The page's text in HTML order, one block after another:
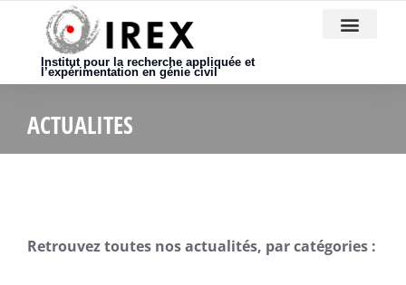
Institut pour la recherche appliquée et
l’expérimentation en génie civil
ACTUALITES
Retrouvez toutes nos actualités, par catégories :